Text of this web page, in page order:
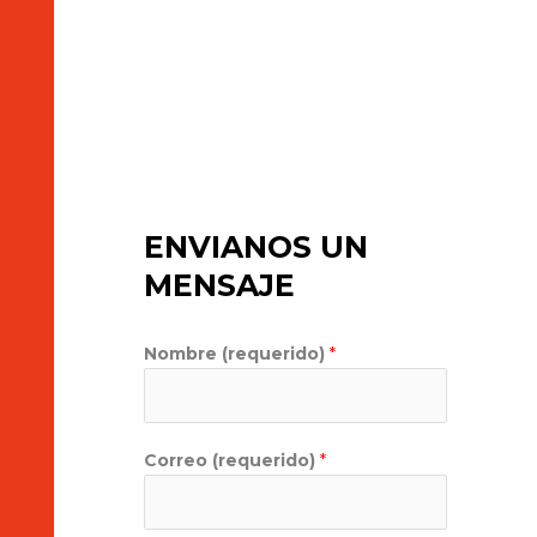
ENVIANOS UN
MENSAJE
Nombre (requerido) *
Correo (requerido) *